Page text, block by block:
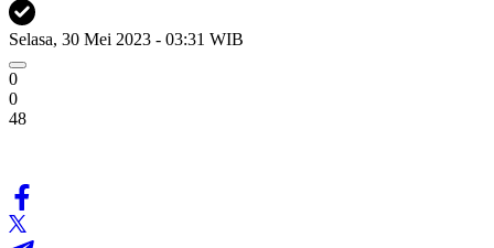
Selasa, 30 Mei 2023 - 03:31 WIB
0
0
48